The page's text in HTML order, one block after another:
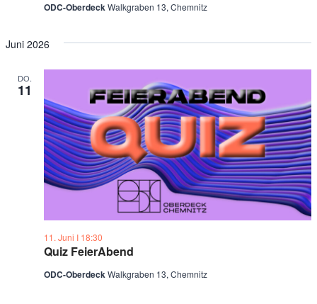
ODC-OberdeckWalkgraben 13, Chemnitz
Juni 2026
DO.
11
Quiz FeierAbend
11. Juni Ι 18:30
ODC-OberdeckWalkgraben 13, Chemnitz